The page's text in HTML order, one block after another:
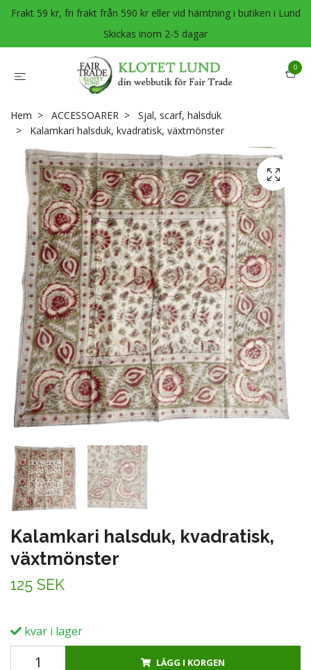
Frakt 59 kr, fri frakt från 590 kr eller vid hämtning i butiken i Lund
Skickas inom 2-5 dagar
0
Hem ACCESSOARER
Sjal, scarf, halsduk
Kalamkari halsduk, kvadratisk, växtmönster
Kalamkari halsduk, kvadratisk,
växtmönster
125 SEK
kvar i lager
LÄGG I KORGEN